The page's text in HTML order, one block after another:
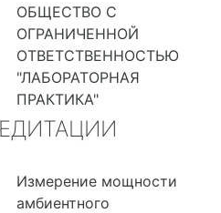
ОБЩЕСТВО С
ОГРАНИЧЕННОЙ
ОТВЕТСТВЕННОСТЬЮ
"ЛАБОРАТОРНАЯ
ПРАКТИКА"
Измерение мощности
амбиентного